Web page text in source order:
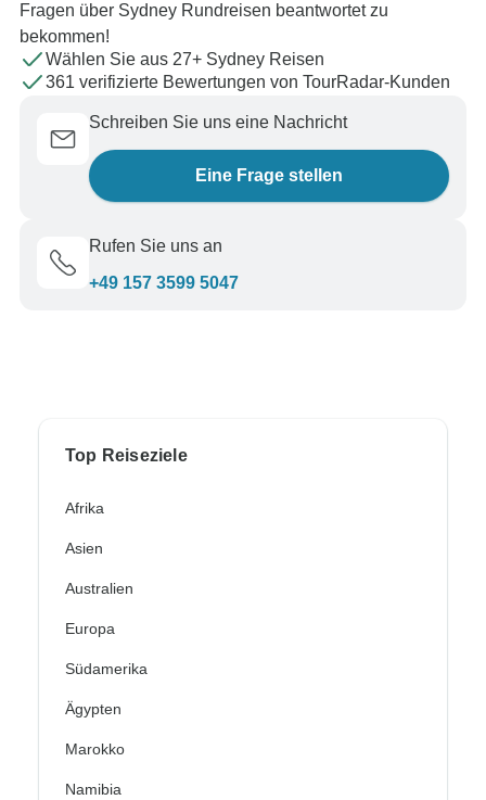
Fragen über Sydney Rundreisen beantwortet zu
bekommen!
Wählen Sie aus 27+ Sydney Reisen
361 verifizierte Bewertungen von TourRadar-Kunden
Schreiben Sie uns eine Nachricht
Eine Frage stellen
Rufen Sie uns an
+49 157 3599 5047
Top Reiseziele
Afrika
Asien
Australien
Europa
Südamerika
Ägypten
Marokko
Namibia